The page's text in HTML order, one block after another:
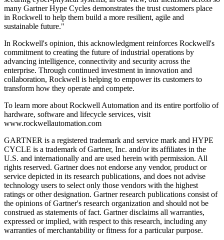
many Gartner Hype Cycles demonstrates the trust customers place
in Rockwell to help them build a more resilient, agile and
sustainable future."
In Rockwell's opinion, this acknowledgment reinforces Rockwell's
commitment to creating the future of industrial operations by
advancing intelligence, connectivity and security across the
enterprise. Through continued investment in innovation and
collaboration, Rockwell is helping to empower its customers to
transform how they operate and compete.
To learn more about Rockwell Automation and its entire portfolio of
hardware, software and lifecycle services, visit
www.rockwellautomation.com
GARTNER is a registered trademark and service mark and HYPE
CYCLE is a trademark of Gartner, Inc. and/or its affiliates in the
U.S. and internationally and are used herein with permission. All
rights reserved. Gartner does not endorse any vendor, product or
service depicted in its research publications, and does not advise
technology users to select only those vendors with the highest
ratings or other designation. Gartner research publications consist of
the opinions of Gartner's research organization and should not be
construed as statements of fact. Gartner disclaims all warranties,
expressed or implied, with respect to this research, including any
warranties of merchantability or fitness for a particular purpose.